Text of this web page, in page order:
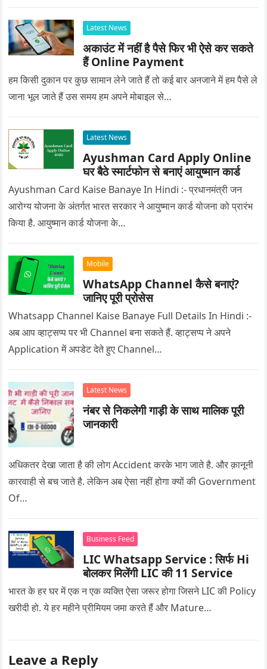
Latest News
अकाउंट में नहीं है पैसे फिर भी ऐसे कर सकते
हैं Online Payment
हम किसी दुकान पर कुछ सामान लेने जाते हैं तो कई बार अनजाने में हम पैसे ले
जाना भूल जाते हैं उस समय हम अपने मोबाइल से…
Latest News
Ayushman Card Apply Online
घर बैठे स्मार्टफोन से बनाएं आयुष्मान कार्ड
Ayushman Card Kaise Banaye In Hindi :- प्रधानमंत्री जन
आरोग्य योजना के अंतर्गत भारत सरकार ने आयुष्मान कार्ड योजना को प्रारंभ
किया है. आयुष्मान कार्ड योजना के…
Mobile
WhatsApp Channel कैसे बनाएं?
जानिए पूरी प्रोसेस
Whatsapp Channel Kaise Banaye Full Details In Hindi :-
अब आप व्हाट्सप्प पर भी Channel बना सकते हैं. व्हाट्सप्प ने अपने
Application में अपडेट देते हुए Channel…
Latest News
नंबर से निकलेगी गाड़ी के साथ मालिक पूरी
जानकारी
अधिकतर देखा जाता है की लोग Accident करके भाग जाते है. और क़ानूनी
कारवाही से बच जाते है. लेकिन अब ऐसा नहीं होगा क्यों की Government
Of…
Business Feed
LIC Whatsapp Service : सिर्फ Hi
बोलकर मिलेंगी LIC की 11 Service
भारत के हर घर में एक न एक व्यक्ति ऐसा जरूर होगा जिसने LIC की Policy
खरीदी हो. ये हर महीने प्रीमियम जमा करते हैं और Mature…
Leave a Reply